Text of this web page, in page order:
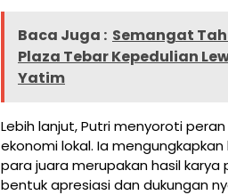
Baca Juga : Semangat
Plaza Tebar Kepedulian
Yatim
Lebih lanjut, Putri menyoroti
ekonomi lokal. Ia
para juara merupakan hasil karya
bentuk apresiasi dan dukungan